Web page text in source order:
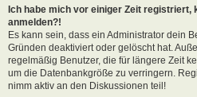
Ich habe mich vor einiger Zeit registriert,
anmelden?!
Es kann sein, dass ein Administrator dein
Gründen deaktiviert oder gelöscht hat.
regelmäßig Benutzer, die für längere Zeit
um die Datenbankgröße zu verringern.
nimm aktiv an den Diskussionen teil!